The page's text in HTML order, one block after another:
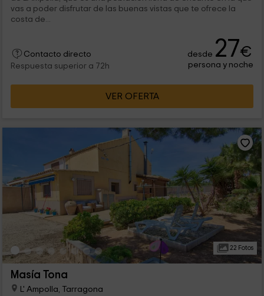
vas a poder disfrutar de las buenas vistas que te ofrece la
costa de...
Contacto directo
Respuesta superior a 72h
desde 27€
persona y noche
VER OFERTA
22 Fotos
Masía Tona
L' Ampolla, Tarragona